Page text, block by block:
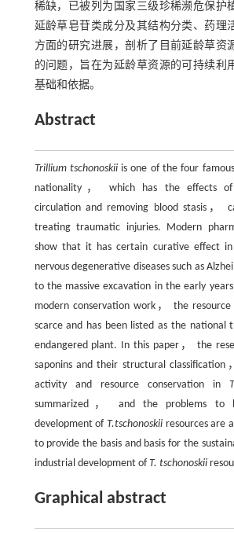
稀缺，已被列为国家三级珍稀濒危保护
延龄草皂苷类成分及其结构分类、药理
方面的研究进展，剖析了目前延龄草资
的问题，旨在为延龄草资源的可持续利
基础和依据。
Abstract
Trillium tschonoskiiis one of the four
nationality， which has the effects of
circulation and removing blood stasis，
treating traumatic injuries. Modern
show that it has certain curative effect
nervous degenerative diseases such as
to the massive excavation in the early
modern conservation work， the
scarce and has been listed as the national
endangered plant. In this paper， the
saponins and their structural classification
activity and resource conservation in
summarized， and the problems to
development of T.tschonoskiiresources are
to provide the basis and basis for the
industrial development ofT. tschonoskii
Graphical abstract